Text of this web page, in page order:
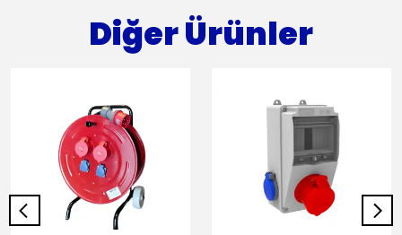
Diğer Ürünler